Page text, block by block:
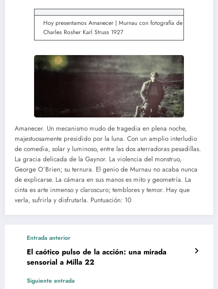
Hoy presentamos Amanecer | Murnau con fotografía de
Charles Rosher Karl Struss 1927
Amanecer. Un mecanismo mudo de tragedia en plena noche,
majestuosamente presidido por la luna. Con un amplio interludio
de comedia, solar y luminoso, entre las dos aterradoras pesadillas.
La gracia delicada de la Gaynor. La violencia del monstruo,
George O’Brien; su ternura. El genio de Murnau no acaba nunca
de explicarse. La cámara en sus manos es mito y geometría. La
cinta es arte inmenso y claroscuro; temblores y temor. Hay que
verla, sufrirla y disfrutarla. Puntuación: 10
Entrada anterior
El caótico pulso de la acción: una mirada
sensorial a Milla 22
Siguiente entrada